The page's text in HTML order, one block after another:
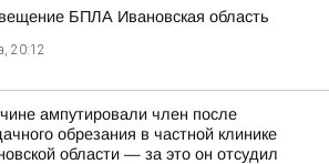
БПЛА Ивановская область
20:12
ампутировали член после
обрезания в частной клинике
области — за это он отсудил